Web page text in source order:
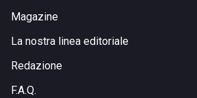
Magazine
La nostra linea editoriale
Redazione
F.A.Q.